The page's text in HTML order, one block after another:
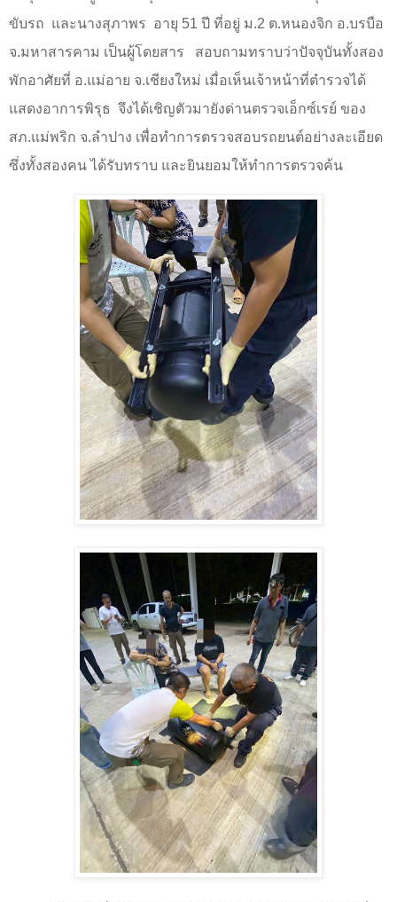
ขับรถ และนางสุภาพร อายุ 51 ปี ที่อยู่ ม.2 ต.หนองจิก อ.บรบือ
จ.มหาสารคาม เป็นผู้โดยสาร
สอบถามทราบว่าปัจจุบันทั้งสอง
พักอาศัยที่ อ.แม่อาย จ.เชียงใหม่ เมื่อเห็นเจ้าหน้าที่ตำรวจได้
แสดงอาการพิรุธ จึงได้เชิญตัวมายังด่านตรวจเอ็กซ์เรย์ ของ
สภ.แม่พริก จ.ลำปาง เพื่อทำการตรวจสอบรถยนต์อย่างละเอียด
ซึ่งทั้งสองคน ได้รับทราบ และยินยอมให้ทำการตรวจค้น